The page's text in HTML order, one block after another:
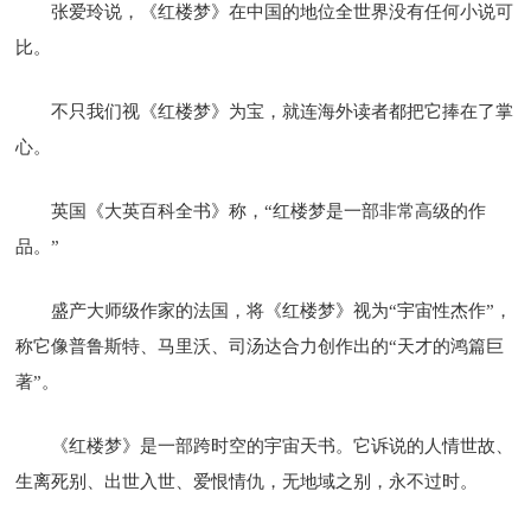
张爱玲说，《红楼梦》在中国的地位全世界没有任何小说可
比。
不只我们视《红楼梦》为宝，就连海外读者都把它捧在了掌
心。
英国《大英百科全书》称，“红楼梦是一部非常高级的作
品。”
盛产大师级作家的法国，将《红楼梦》视为“宇宙性杰作”，
称它像普鲁斯特、马里沃、司汤达合力创作出的“天才的鸿篇巨
著”。
《红楼梦》是一部跨时空的宇宙天书。它诉说的人情世故、
生离死别、出世入世、爱恨情仇，无地域之别，永不过时。